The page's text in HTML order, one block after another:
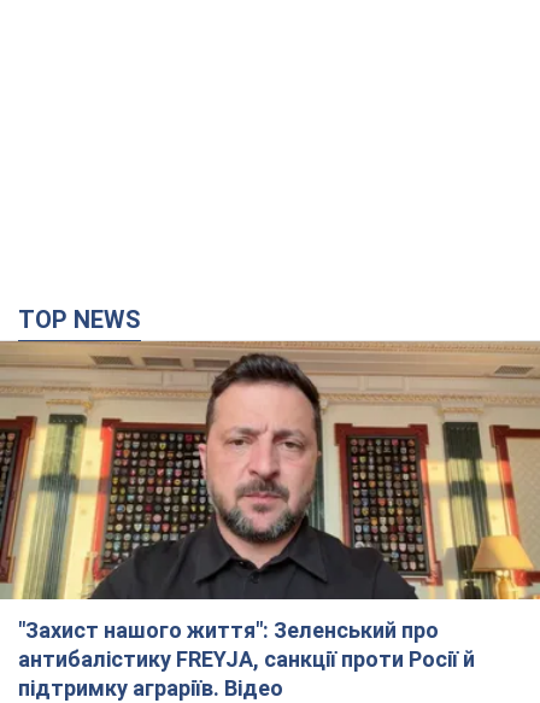
TOP NEWS
"Захист нашого життя": Зеленський про
антибалістику FREYJA, санкції проти Росії й
підтримку аграріїв. Відео